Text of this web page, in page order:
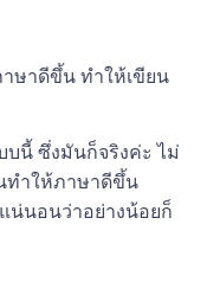
ษาดีขึ้น ทำให้เขียน
บนี้ ซึ่งมันก็จริงค่ะ ไม่
ทำให้ภาษาดีขึ้น
น่นอนว่าอย่างน้อยก็